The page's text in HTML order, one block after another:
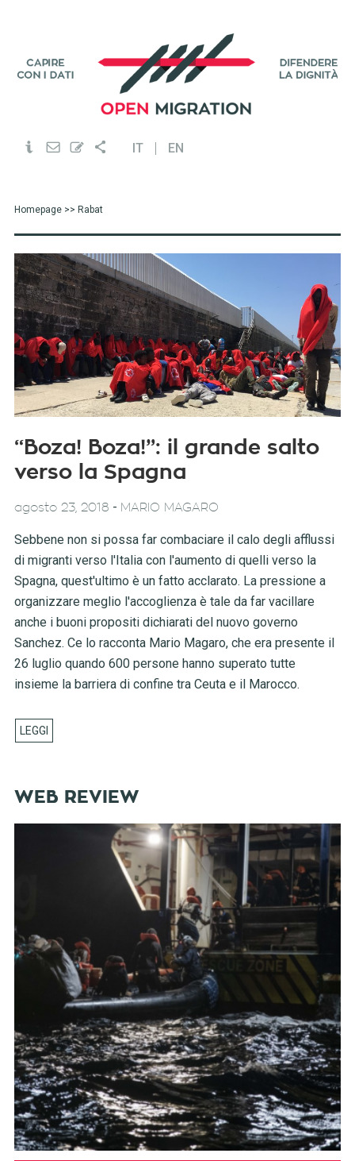
IT EN
Homepage>> Rabat
“Boza! Boza!”: il grande salto
verso la Spagna
agosto 23, 2018 - MARIO MAGARO
Sebbene non si possa far combaciare il calo degli afflussi
di migranti verso l'Italia con l'aumento di quelli verso la
Spagna, quest'ultimo è un fatto acclarato. La pressione a
organizzare meglio l'accoglienza è tale da far vacillare
anche i buoni propositi dichiarati del nuovo governo
Sanchez. Ce lo racconta Mario Magaro, che era presente il
26 luglio quando 600 persone hanno superato tutte
insieme la barriera di confine tra Ceuta e il Marocco.
WEB REVIEW